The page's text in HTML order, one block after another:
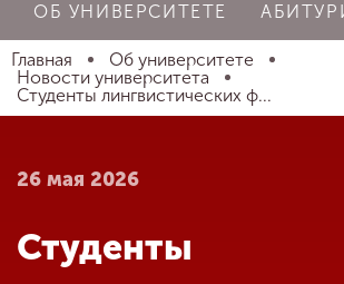
Главная
ОБ УНИВЕРСИТЕТЕ
Главная
Об университете
Новости университета
Студенты лингвистических ф...
26 мая 2026
Студенты